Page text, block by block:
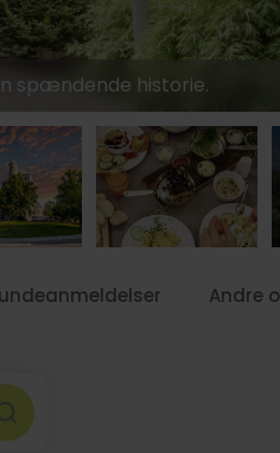
spændende historie.
849,-
Andre